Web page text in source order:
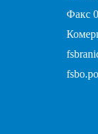
Факс